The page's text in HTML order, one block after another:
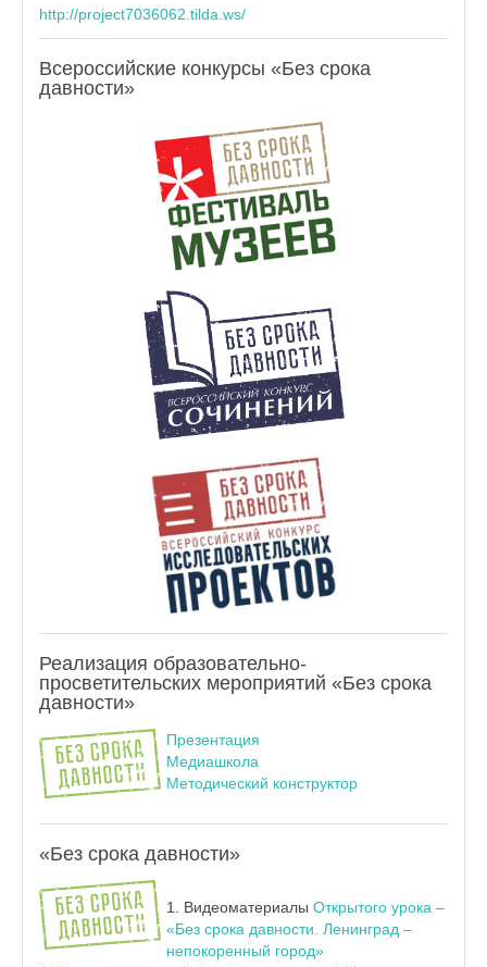
http://project7036062.tilda.ws/
Всероссийские конкурсы «Без срока
давности»
Реализация образовательно-
просветительских мероприятий «Без срока
давности»
Презентация
Медиашкола
Методический конструктор
«Без срока давности»
1. Видеоматериалы Открытого урока –
«Без срока давности. Ленинград –
непокоренный город»